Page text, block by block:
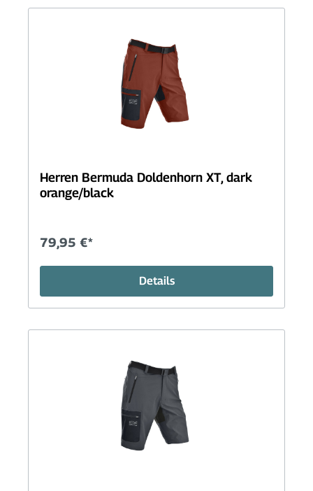
Herren Bermuda Doldenhorn XT, dark
orange/black
79,95 €*
Details